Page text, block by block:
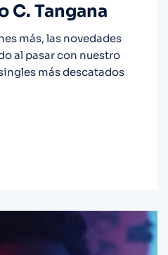
C. Tangana
más, las novedades
al pasar con nuestro
más descatados